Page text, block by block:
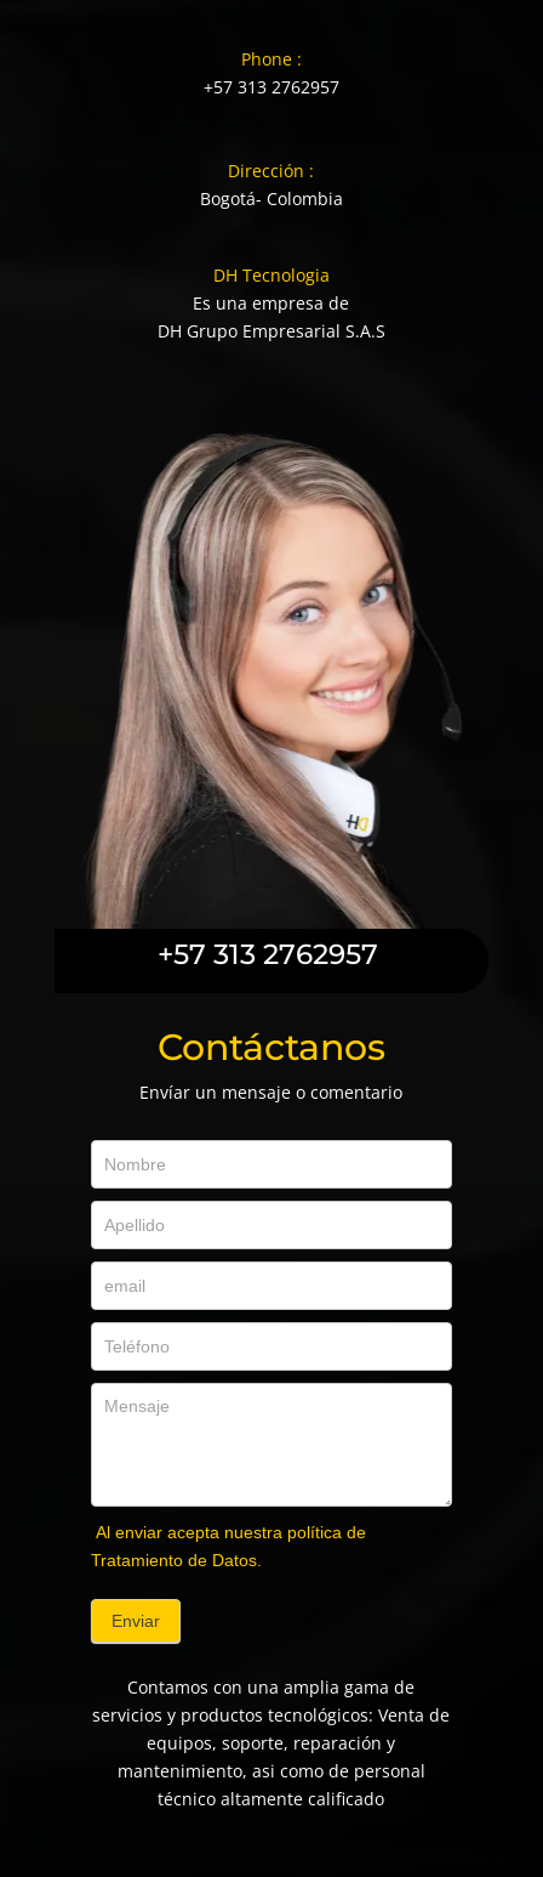
Phone :
+57 313 2762957
Dirección :
Bogotá- Colombia
DH Tecnologia
Es una empresa de
DH Grupo Empresarial S.A.S
+57 313 2762957
Contáctanos
Envíar un mensaje o comentario
Al enviar acepta nuestra política de
Tratamiento de Datos.
Enviar
Contamos con una amplia gama de
servicios y productos tecnológicos: Venta de
equipos, soporte, reparación y
mantenimiento, asi como de personal
técnico altamente calificado